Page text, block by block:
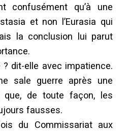
confusément qu’à une
et non l’Eurasia qui
la conclusion lui parut
? dit-elle avec impatience.
sale guerre après une
de toute façon, les
fausses.
du Commissariat aux